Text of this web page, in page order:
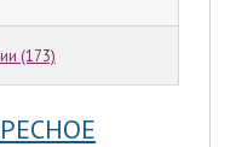
(173)